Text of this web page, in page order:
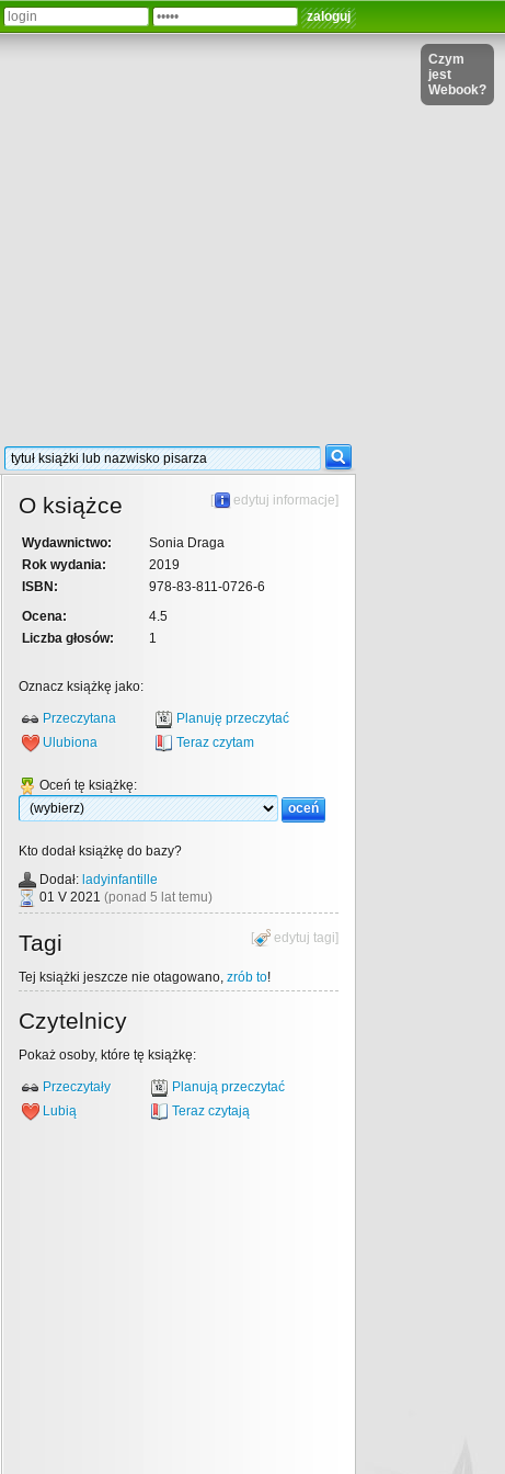
Czym
jest
Webook?
[ edytuj informacje]
O książce
Wydawnictwo:
Sonia Draga
Rok wydania:
2019
ISBN:
978-83-811-0726-6
Ocena:
4.5
Liczba głosów:
1
Oznacz książkę jako:
Przeczytana
Planuję przeczytać
Ulubiona
Teraz czytam
Oceń tę książkę:
Kto dodał książkę do bazy?
Dodał: ladyinfantille
01 V 2021 (ponad 5 lat temu)
[ edytuj tagi]
Tagi
Tej książki jeszcze nie otagowano, zrób to!
Czytelnicy
Pokaż osoby, które tę książkę:
Przeczytały
Planują przeczytać
Lubią
Teraz czytają